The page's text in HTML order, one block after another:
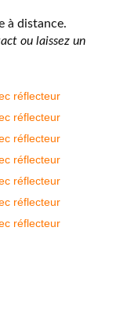
à distance.
ou laissez un